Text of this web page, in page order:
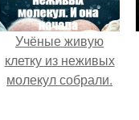
Учёные живую
клетку из неживых
молекул собрали.